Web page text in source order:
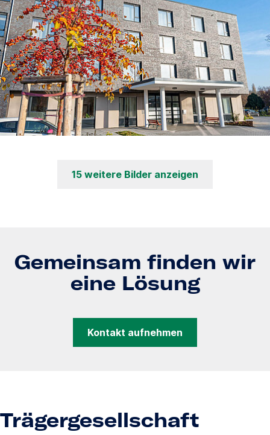
15 weitere Bilder anzeigen
Gemeinsam finden wir
eine Lösung
Kontakt aufnehmen
Trägergesellschaft